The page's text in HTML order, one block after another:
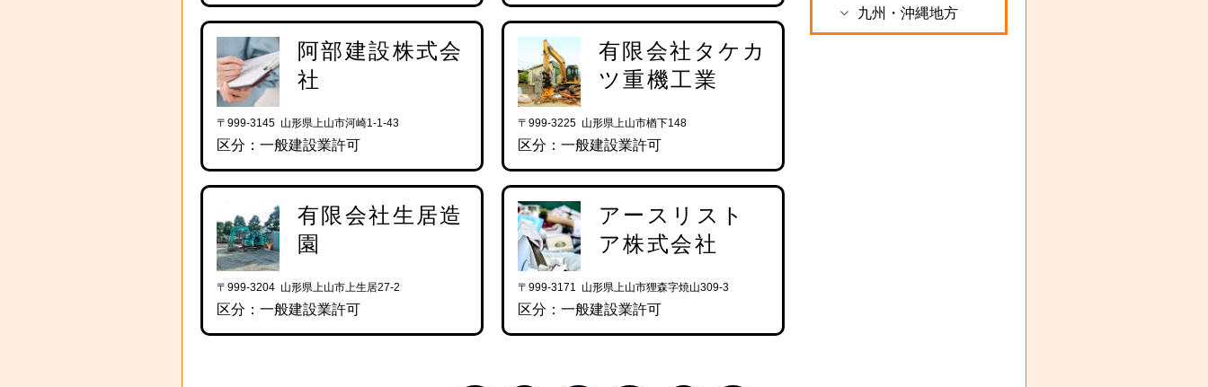
九州・沖縄地方
阿部建設株式会
社
〒999-3145 山形県上山市河崎1-1-43
区分：一般建設業許可
有限会社タケカ
ツ重機工業
〒999-3225 山形県上山市楢下148
区分：一般建設業許可
有限会社生居造
園
〒999-3204 山形県上山市上生居27-2
区分：一般建設業許可
アースリスト
ア株式会社
〒999-3171 山形県上山市狸森字焼山309-3
区分：一般建設業許可